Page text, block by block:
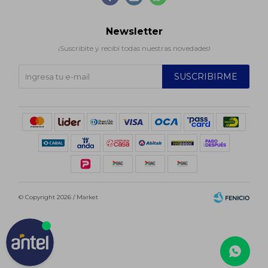
Newsletter
¡Suscribite y recibí todas nuestras novedades!
SUSCRIBIRME
© Copyright 2026 / Market